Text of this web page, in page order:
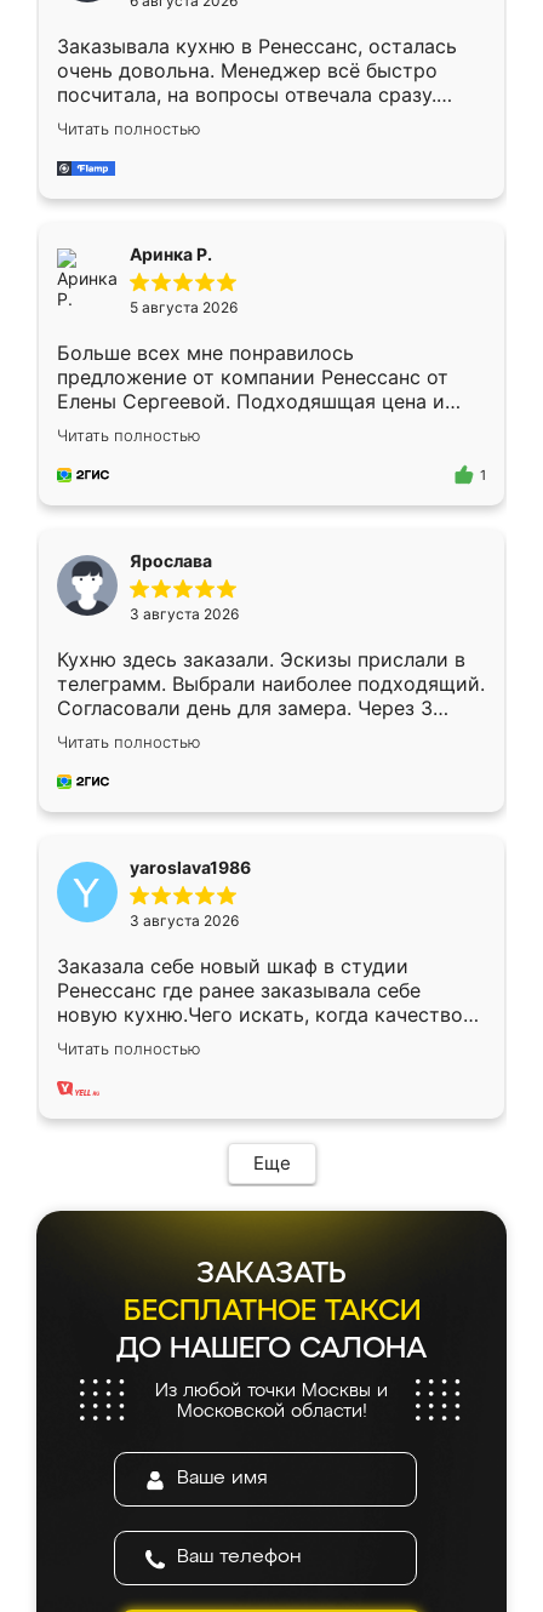
мебели буду заказывать только здесь.
Заказывала кухню в Ренессанс, осталась
очень довольна. Менеджер всё быстро
посчитала, на вопросы отвечала сразу.
Замерщик приехал в субботу, подошёл к
делу со всей ответственностью. Собрали
за день, ребята работали аккуратно, даже
Читать полностью
Аринка Р.
5 августа 2026
Больше всех мне понравилось
предложение от компании Ренессанс от
Елены Сергеевой. Подходяшщая цена и
короткие сроки изготовления. Приехавший
для замера сотрудник Владислав
предложил по моему эскизу самый
Читать полностью
1
Ярослава
3 августа 2026
Кухню здесь заказали. Эскизы прислали в
телеграмм. Выбрали наиболее подходящий.
Согласовали день для замера. Через 3
недели кухня была уже готова. Остались
довольны работой. Спасибо Ренессанс
мебель за качественную работу!
Читать полностью
yaroslava1986
3 августа 2026
Заказала себе новый шкаф в студии
Ренессанс где ранее заказывала себе
новую кухню.Чего искать, когда качеством
вполне довольна. Служит кухня уже почти
два года, нареканий нет.
Читать полностью
Еще
ЗАКАЗАТЬ
БЕСПЛАТНОЕ ТАКСИ
ДО НАШЕГО САЛОНА
Из любой точки Москвы и
Московской области!